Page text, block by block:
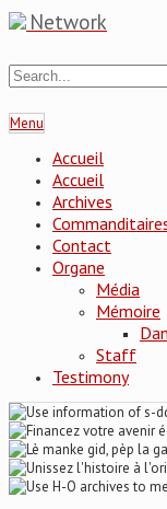
Network
Menu
Accueil
Accueil
Archives
Contact
Organe
Média
Mémoire
Staff
Testimony